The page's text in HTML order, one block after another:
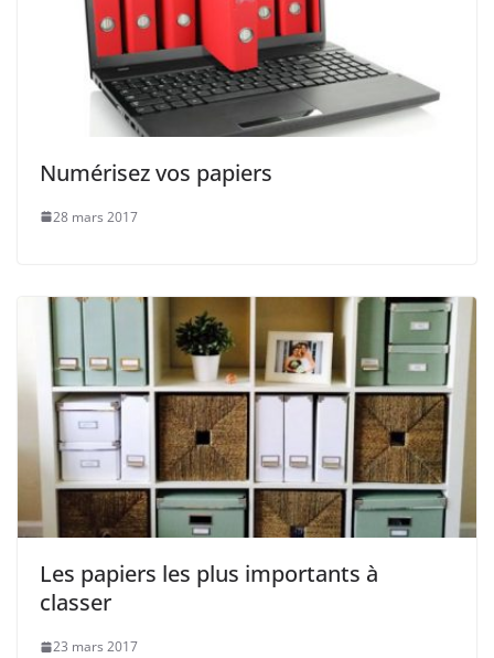
Numérisez vos papiers
28 mars 2017
Les papiers les plus importants à
classer
23 mars 2017